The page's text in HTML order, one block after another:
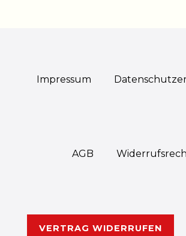
Impressum
AGB
VERTRAG WIDERRUFEN